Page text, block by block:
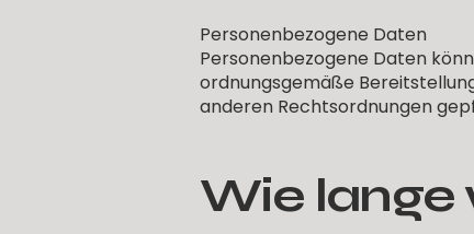
Personenbezogene Daten
Personenbezogene Daten
ordnungsgemäße
anderen Rechtsordnungen
Wie lange